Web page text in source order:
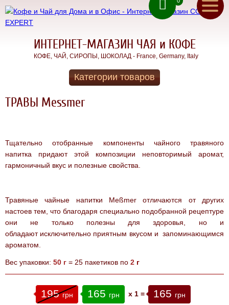
ИНТЕРНЕТ-МАГАЗИН ЧАЯ и КОФЕ
КОФЕ, ЧАЙ, СИРОПЫ, ШОКОЛАД - France, Germany, Italy
Оплата
О
нас
Отзывы
ru
ua
(050) 71 00 222
(067) 11 00 222
(093) 70 12 222
Категории товаров
Лучшая
цена
чай!
КОФЕ В
ЗЕРНАХ
ОФИСА
СИРОПЫ
Дома
Лучший
Кофе для
ДОМА
ТРАВЫ Messmer
Тщательно отобранные компоненты чайного травяного
напитка придают этой композиции неповторимый аромат,
гармоничный вкус и полезные свойства.
Травяные чайные напитки Meßmer отличаются от других
настоев тем, что благодаря специально подобранной рецептуре
они не только полезны для здоровья, но и
обладают исключительно приятным вкусом и запоминающимся
ароматом.
Вес упаковки: 50 г = 25 пакетиков по 2 г
195грн 165 грн x 1= 165 грн